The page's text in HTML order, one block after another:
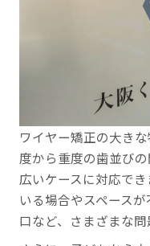
ワイヤー矯正の大き
度から重度の歯並び
広いケースに対応で
いる場合やスペース
口など、さまざまな問